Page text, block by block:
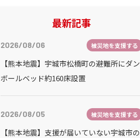
最新記事
2026/08/06 被災地を支援する
【熊本地震】宇城市松橋町の避難所にダン
ボールベッド約160床設置
2026/08/05 被災地を支援する
【熊本地震】支援が届いていない宇城市の